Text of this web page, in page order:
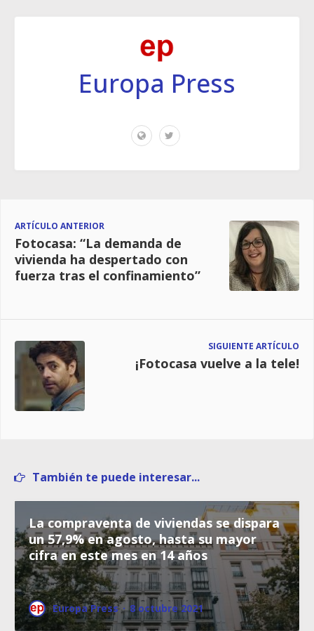
Europa Press
ARTÍCULO ANTERIOR
Fotocasa: “La demanda de
vivienda ha despertado con
fuerza tras el confinamiento”
SIGUIENTE ARTÍCULO
¡Fotocasa vuelve a la tele!
También te puede interesar...
La compraventa de viviendas se dispara
un 57,9% en agosto, hasta su mayor
cifra en este mes en 14 años
Europa Press · 8 octubre 2021